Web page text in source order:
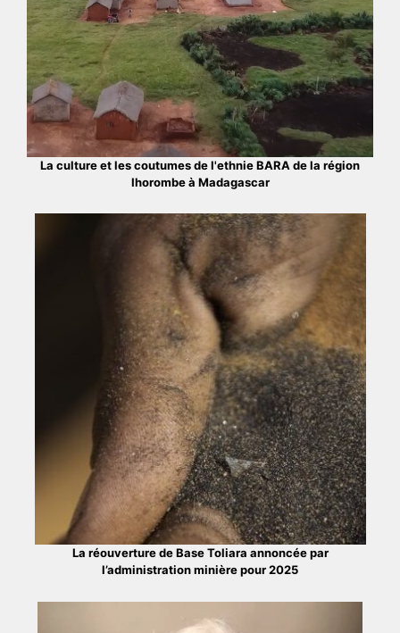
La culture et les coutumes de l'ethnie BARA de la région
Ihorombe à Madagascar
La réouverture de Base Toliara annoncée par
l’administration minière pour 2025